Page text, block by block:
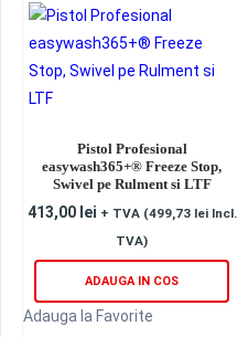
Pistol Profesional
easywash365+® Freeze Stop,
Swivel pe Rulment si LTF
413,00 lei + TVA (499,73 leiIncl.
TVA)
ADAUGA IN COS
Adauga la Favorite